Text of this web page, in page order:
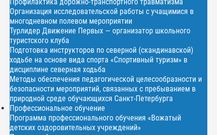
Организация исследовательской работы с учащимися в
многодневном полевом мероприятии
Турлидер Движение Первых — организатор школьного
туристского клуба
Подготовка инструкторов по северной (скандинавской)
ходьбе на основе вида спорта «Спортивный туризм» в
дисциплине северная ходьба
Методы обеспечения педагогической целесообразности и
безопасности мероприятий, связанных с пребыванием в
природной среде обучающихся Санкт-Петербурга
Профессиональное обучение
Программа профессионального обучения «Вожатый
детских оздоровительных учреждений»